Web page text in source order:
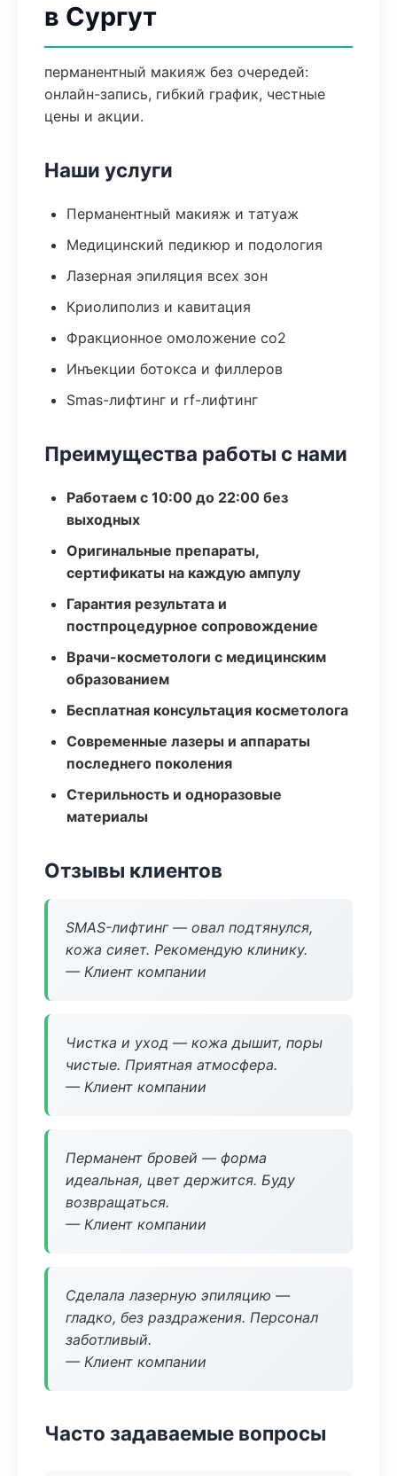
в Сургут
перманентный макияж без очередей:
онлайн-запись, гибкий график, честные
цены и акции.
Наши услуги
Перманентный макияж и татуаж
Медицинский педикюр и подология
Лазерная эпиляция всех зон
Криолиполиз и кавитация
Фракционное омоложение co2
Инъекции ботокса и филлеров
Smas-лифтинг и rf-лифтинг
Преимущества работы с нами
Работаем с 10:00 до 22:00 без
выходных
Оригинальные препараты,
сертификаты на каждую ампулу
Гарантия результата и
постпроцедурное сопровождение
Врачи-косметологи с медицинским
образованием
Бесплатная консультация косметолога
Современные лазеры и аппараты
последнего поколения
Стерильность и одноразовые
материалы
Отзывы клиентов
SMAS-лифтинг — овал подтянулся,
кожа сияет. Рекомендую клинику.
— Клиент компании
Чистка и уход — кожа дышит, поры
чистые. Приятная атмосфера.
— Клиент компании
Перманент бровей — форма
идеальная, цвет держится. Буду
возвращаться.
— Клиент компании
Сделала лазерную эпиляцию —
гладко, без раздражения. Персонал
заботливый.
— Клиент компании
Часто задаваемые вопросы